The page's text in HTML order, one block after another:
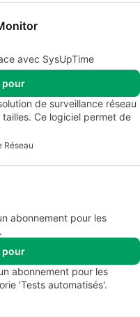
avec SysUpTime
pour
de surveillance réseau
Ce logiciel permet de
Réseau
abonnement pour les
pour
abonnement pour les
'Tests automatisés'.